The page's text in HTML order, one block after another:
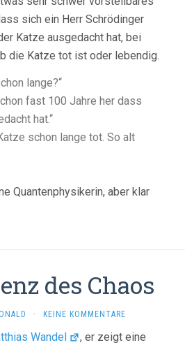
sich ein Herr Schrödinger
Katze ausgedacht hat, bei
die Katze tot ist oder lebendig.
lange?“
fast 100 Jahre her dass
hat.“
schon lange tot. So alt
Quantenphysikerin, aber klar
des Chaos
· KEINE KOMMENTARE
Wandel
, er zeigt eine